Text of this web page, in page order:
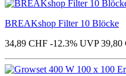
BREAKshop Filter 10 Blöcke
34,89 CHF -12.3% UVP 39,80